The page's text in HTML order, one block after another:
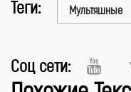
Теги: Мультяшные
Соц сети: